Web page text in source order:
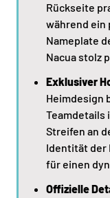
Rückseite
während ein
Nameplate
Nacua stolz
Exklusiver
Heimdesign
Teamdetails
Streifen an
Identität der
für einen
Offizielle